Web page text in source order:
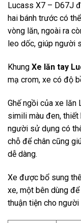
Lucass X7 – D67J
hai bánh trước có
vòng lăn, ngoài ra
leo dốc, giúp người
Khung Xe lăn tay
mạ crom, xe có độ
Ghế ngồi của xe
simili màu đen,
người sử dụng có
chỗ để chân cũng
dễ dàng.
Xe được bổ sung
xe, một bên dùng
thuận tiện cho